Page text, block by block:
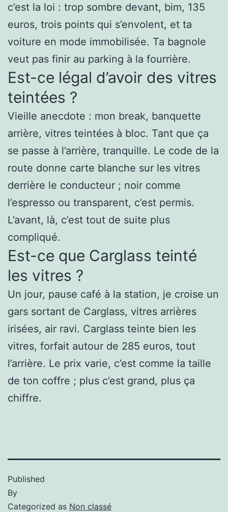
c’est la loi : trop sombre devant, bim, 135
euros, trois points qui s’envolent, et ta
voiture en mode immobilisée. Ta bagnole
veut pas finir au parking à la fourrière.
Est-ce légal d’avoir des vitres
teintées ?
Vieille anecdote : mon break, banquette
arrière, vitres teintées à bloc. Tant que ça
se passe à l’arrière, tranquille. Le code de la
route donne carte blanche sur les vitres
derrière le conducteur ; noir comme
l’espresso ou transparent, c’est permis.
L’avant, là, c’est tout de suite plus
compliqué.
Est-ce que Carglass teinté
les vitres ?
Un jour, pause café à la station, je croise un
gars sortant de Carglass, vitres arrières
irisées, air ravi. Carglass teinte bien les
vitres, forfait autour de 285 euros, tout
l’arrière. Le prix varie, c’est comme la taille
de ton coffre ; plus c’est grand, plus ça
chiffre.
Published
By
Categorized as Non classé